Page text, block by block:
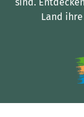
Land